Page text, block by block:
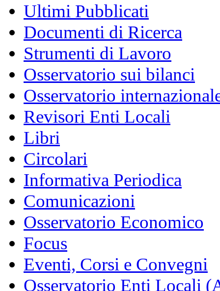
Ultimi Pubblicati
Documenti di Ricerca
Strumenti di Lavoro
Osservatorio sui bilanci
Osservatorio
Revisori Enti Locali
Libri
Circolari
Informativa Periodica
Comunicazioni
Osservatorio Economico
Focus
Eventi, Corsi e Convegni
Osservatorio Enti Locali